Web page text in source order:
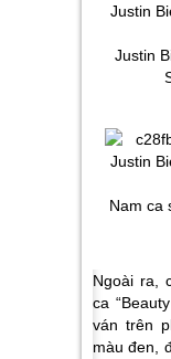
Justin
Nam ca
Ngoài ra,
ca
ván trên
màu đen,